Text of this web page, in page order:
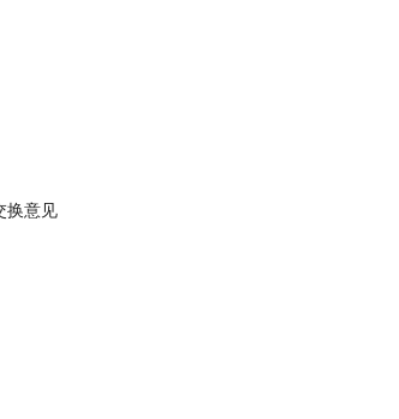
换意见